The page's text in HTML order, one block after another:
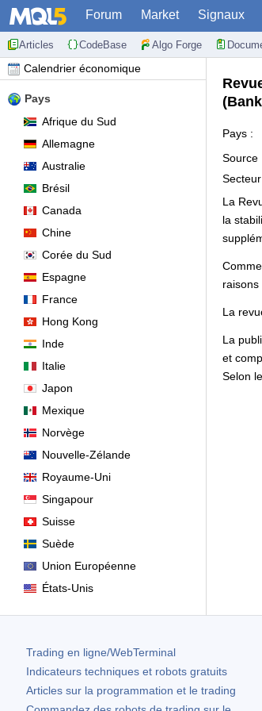
Forum Market Signaux
Articles CodeBase Algo Forge
Calendrier économique
Pays
Afrique du Sud
Allemagne
Australie
Brésil
Canada
Chine
Corée du Sud
Espagne
France
Hong Kong
Inde
Italie
Japon
Mexique
Norvège
Nouvelle-Zélande
Royaume-Uni
Singapour
Suisse
Suède
Union Européenne
États-Unis
Pays :
Source
Secteur
La
la
raisons
La
La
et
Selon
Trading en ligne/WebTerminal
Indicateurs techniques et robots gratuits
Articles sur la programmation et le trading